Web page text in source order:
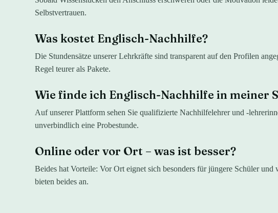
Selbstvertrauen.
Was kostet Englisch-Nachhilfe?
Die Stundensätze unserer Lehrkräfte sind transparent auf den Profilen
Regel teurer als Pakete.
Wie finde ich Englisch-Nachhilfe in meiner
Auf unserer Plattform sehen Sie qualifizierte Nachhilfelehrer und -
unverbindlich eine Probestunde.
Online oder vor Ort – was ist besser?
Beides hat Vorteile: Vor Ort eignet sich besonders für jüngere Schüler
bieten beides an.